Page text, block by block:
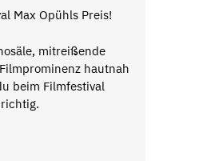
Max Opühls Preis!
mitreißende
hautnah
beim Filmfestival